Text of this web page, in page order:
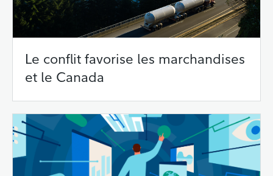
Le conflit favorise les marchandises
et le Canada